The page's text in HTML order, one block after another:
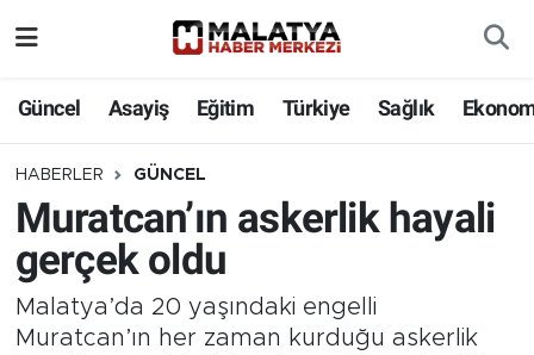
Güncel Asayiş Eğitim Türkiye Sağlık
HABERLER GÜNCEL
Muratcan’ın askerlik hayali
gerçek oldu
Malatya’da 20 yaşındaki engelli
Muratcan’ın her zaman kurduğu askerlik
Eğitim
Türkiye
Sağlık
Ekonomi